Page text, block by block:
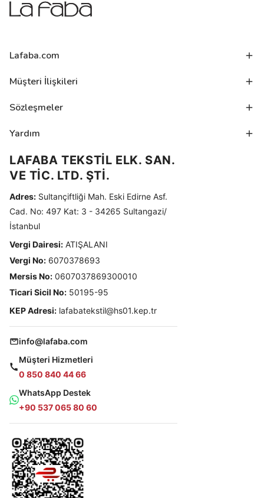
Lafaba.com
Müşteri İlişkileri
Sözleşmeler
Yardım
LAFABA TEKSTİL ELK. SAN.
VE TİC. LTD. ŞTİ.
Adres: Sultançiftliği Mah. Eski Edirne Asf.
Cad. No: 497 Kat: 3 - 34265 Sultangazi/
İstanbul
Vergi Dairesi: ATIŞALANI
Vergi No: 6070378693
Mersis No: 0607037869300010
Ticari Sicil No: 50195-95
KEP Adresi: lafabatekstil@hs01.kep.tr
info@lafaba.com
Müşteri Hizmetleri
0 850 840 44 66
WhatsApp Destek
+90 537 065 80 60